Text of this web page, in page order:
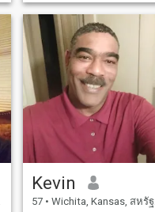
Kevin
57 • Wichita, Kansas, สหรัฐอเมริกา